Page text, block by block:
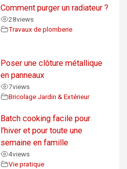
Comment purger un radiateur ?
28views
Travaux de plomberie
Poser une clôture métallique
en panneaux
7views
Bricolage Jardin & Extérieur
Batch cooking facile pour
l’hiver et pour toute une
semaine en famille
4views
Vie pratique